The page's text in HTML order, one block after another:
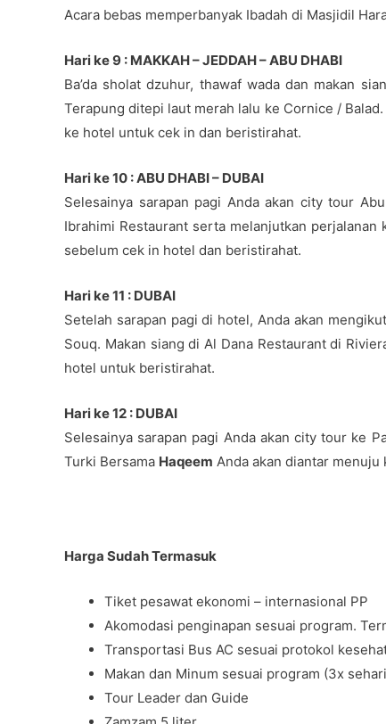
Acara bebas memperbanyak Ibadah di Masjidil
Hari ke 9 : MAKKAH – JEDDAH – ABU DHABI
Ba’da sholat dzuhur, thawaf wada dan makan
Terapung ditepi laut merah lalu ke Cornice /
ke hotel untuk cek in dan beristirahat.
Hari ke 10 : ABU DHABI – DUBAI
Selesainya sarapan pagi Anda akan city tour
Ibrahimi Restaurant serta melanjutkan
sebelum cek in hotel dan beristirahat.
Hari ke 11 : DUBAI
Setelah sarapan pagi di hotel, Anda akan
Souq. Makan siang di Al Dana Restaurant di
hotel untuk beristirahat.
Hari ke 12 : DUBAI
Selesainya sarapan pagi Anda akan city tour ke
Turki Bersama Haqeem Anda akan diantar
Harga Sudah Termasuk
Tiket pesawat ekonomi – internasional PP
Akomodasi penginapan sesuai program.
Transportasi Bus AC sesuai protokol
Makan dan Minum sesuai program (3x
Tour Leader dan Guide